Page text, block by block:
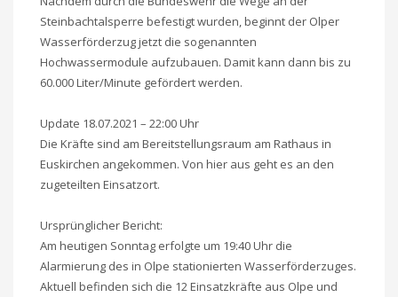
Steinbachtalsperre befestigt wurden, beginnt der Olper
Wasserförderzug jetzt die sogenannten
Hochwassermodule aufzubauen. Damit kann dann bis zu
60.000 Liter/Minute gefördert werden.
Update 18.07.2021 – 22:00 Uhr
Die Kräfte sind am Bereitstellungsraum am Rathaus in
Euskirchen angekommen. Von hier aus geht es an den
zugeteilten Einsatzort.
Ursprünglicher Bericht:
Am heutigen Sonntag erfolgte um 19:40 Uhr die
Alarmierung des in Olpe stationierten Wasserförderzuges.
Aktuell befinden sich die 12 Einsatzkräfte aus Olpe und